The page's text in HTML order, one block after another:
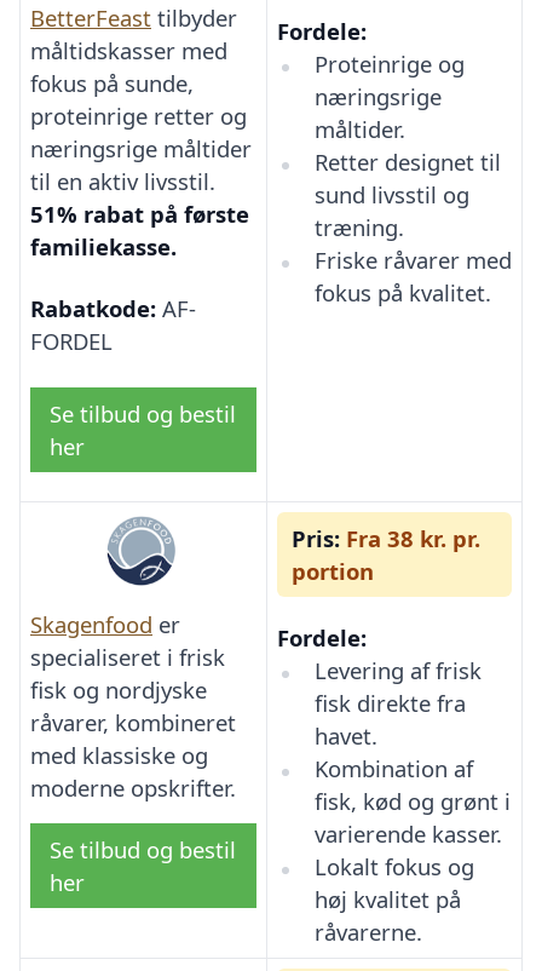
BetterFeast tilbyder
måltidskasser med
fokus på sunde,
proteinrige retter og
næringsrige måltider
til en aktiv livsstil.
51% rabat på første
familiekasse.
Rabatkode: AF-
FORDEL
Se tilbud og bestil
her
Fordele:
Proteinrige og
næringsrige
måltider.
Retter designet til
sund livsstil og
træning.
Friske råvarer med
fokus på kvalitet.
Skagenfood er
specialiseret i frisk
fisk og nordjyske
råvarer, kombineret
med klassiske og
moderne opskrifter.
Se tilbud og bestil
her
Pris: Fra 38 kr. pr.
portion
Fordele:
Levering af frisk
fisk direkte fra
havet.
Kombination af
fisk, kød og grønt i
varierende kasser.
Lokalt fokus og
høj kvalitet på
råvarerne.